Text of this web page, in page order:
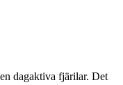
dagaktiva fjärilar. Det